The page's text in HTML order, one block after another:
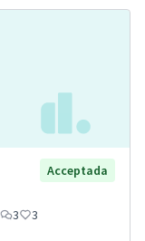
Acceptada
3 3